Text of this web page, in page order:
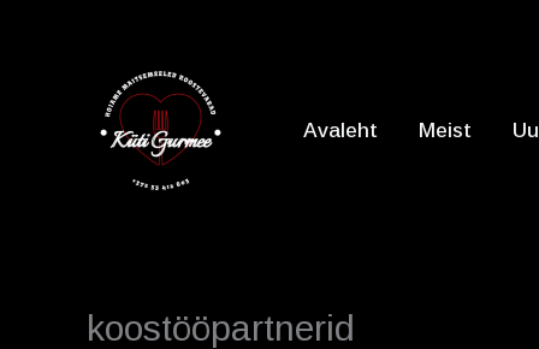
Avaleht Meist
koostööpartnerid